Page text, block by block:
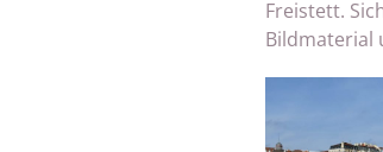
Freistett.
Bildmaterial